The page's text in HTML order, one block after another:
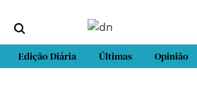
Edição Diária Últimas Opinião